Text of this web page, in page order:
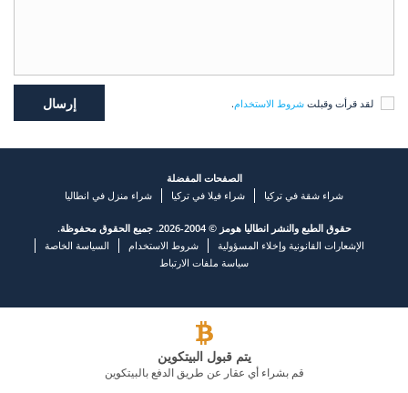
لقد قرأت وقبلت شروط الاستخدام.
الصفحات المفضلة
شراء شقة في تركيا
شراء فيلا في تركيا شراء منزل في انطاليا
حقوق الطبع والنشر انطاليا هومز © 2004-2026. جميع الحقوق محفوظة.
الإشعارات القانونية وإخلاء المسؤولية
شروط الاستخدام
السياسة الخاصة
سياسة ملفات الارتباط
يتم قبول البيتكوين
قم بشراء أي عقار عن طريق الدفع بالبيتكوين